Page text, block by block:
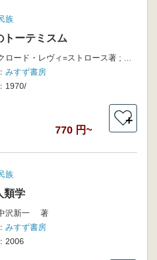
族
トーテミスム
みすず書房
1970/
770 円~
＋
族
類学
沢新一 著
みすず書房
2006